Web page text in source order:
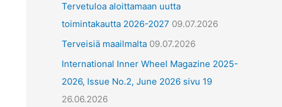
Tervetuloa aloittamaan uutta
toimintakautta 2026-2027 09.07.2026
Terveisiä maailmalta 09.07.2026
International Inner Wheel Magazine 2025-
2026, Issue No.2, June 2026 sivu 19
26.06.2026